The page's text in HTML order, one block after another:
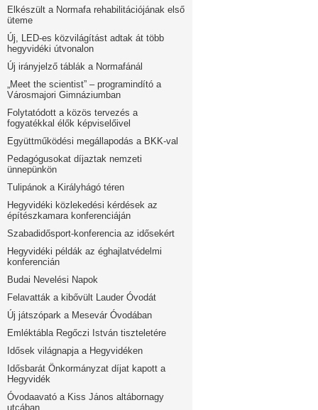
Elkészült a Normafa rehabilitációjának első
üteme
Új, LED-es közvilágítást adtak át több
hegyvidéki útvonalon
Új irányjelző táblák a Normafánál
„Meet the scientist” – programindító a
Városmajori Gimnáziumban
Folytatódott a közös tervezés a
fogyatékkal élők képviselőivel
Együttműködési megállapodás a BKK-val
Pedagógusokat díjaztak nemzeti
ünnepünkön
Tulipánok a Királyhágó téren
Hegyvidéki közlekedési kérdések az
építészkamara konferenciáján
Szabadidősport-konferencia az idősekért
Hegyvidéki példák az éghajlatvédelmi
konferencián
Budai Nevelési Napok
Felavatták a kibővült Lauder Óvodát
Új játszópark a Mesevár Óvodában
Emléktábla Regőczi István tiszteletére
Idősek világnapja a Hegyvidéken
Idősbarát Önkormányzat díjat kapott a
Hegyvidék
Óvodaavató a Kiss János altábornagy
utcában